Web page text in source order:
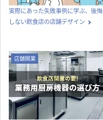
実際にあった失敗事例に学ぶ、後悔
しない飲食店の店舗デザイン
店舗開業